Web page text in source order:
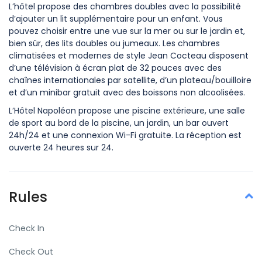
L’hôtel propose des chambres doubles avec la possibilité
d’ajouter un lit supplémentaire pour un enfant. Vous
pouvez choisir entre une vue sur la mer ou sur le jardin et,
bien sûr, des lits doubles ou jumeaux. Les chambres
climatisées et modernes de style Jean Cocteau disposent
d’une télévision à écran plat de 32 pouces avec des
chaînes internationales par satellite, d’un plateau/bouilloire
et d’un minibar gratuit avec des boissons non alcoolisées.
L’Hôtel Napoléon propose une piscine extérieure, une salle
de sport au bord de la piscine, un jardin, un bar ouvert
24h/24 et une connexion Wi-Fi gratuite. La réception est
ouverte 24 heures sur 24.
Rules
Check In
Check Out